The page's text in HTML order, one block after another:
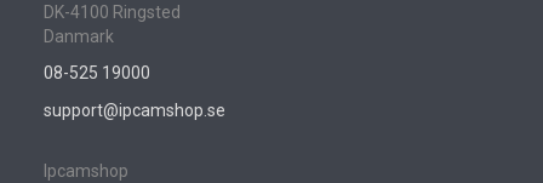
DK-4100 Ringsted
Danmark
08-525 19000
support@ipcamshop.se
Ipcamshop